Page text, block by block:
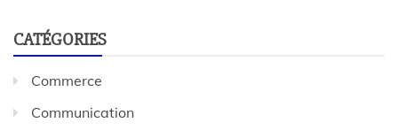
CATÉGORIES
Commerce
Communication